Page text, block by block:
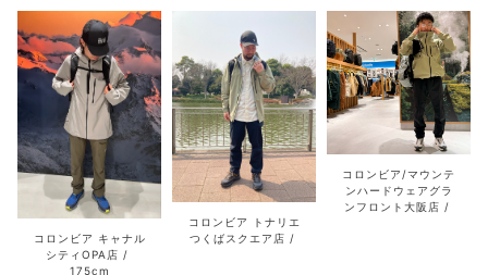
コロンビア キャナル
シティOPA店
175cm
コロンビア トナリエ
つくばスクエア店
コロンビア/マウンテ
ンハードウェアグラ
ンフロント大阪店